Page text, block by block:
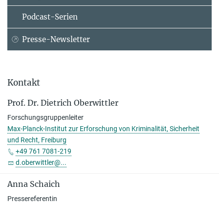
Podcast-Serien
Presse-Newsletter
Kontakt
Prof. Dr. Dietrich Oberwittler
Forschungsgruppenleiter
Max-Planck-Institut zur Erforschung von Kriminalität, Sicherheit
und Recht, Freiburg
+49 761 7081-219
d.oberwittler@...
Anna Schaich
Pressereferentin